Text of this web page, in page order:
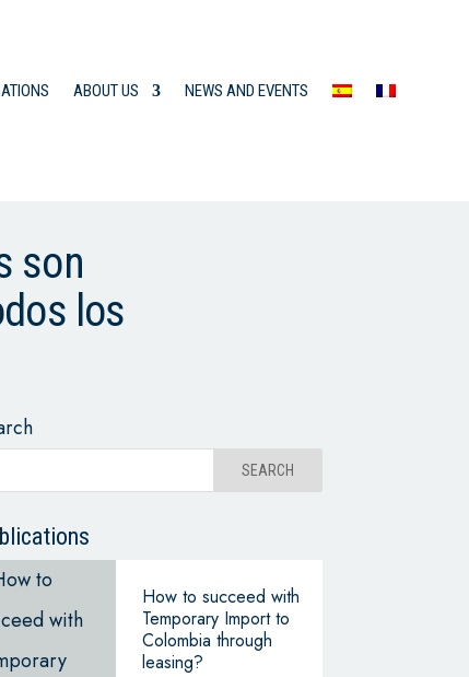
ABOUT US NEWS AND EVENTS
son
los
How to succeed with
Temporary Import to
Colombia through
leasing?